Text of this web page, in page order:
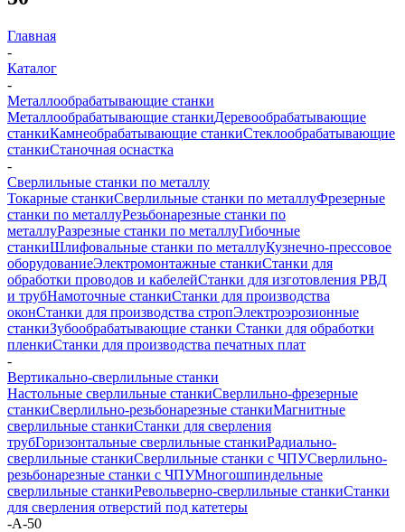
Главная
-
Каталог
-
Металлообрабатывающие станки
Металлообрабатывающие станкиДеревообрабатывающие
станкиКамнеобрабатывающие станкиСтеклообрабатывающие
станкиСтаночная оснастка
-
Сверлильные станки по металлу
Токарные станкиСверлильные станки по металлуФрезерные
станки по металлуРезьбонарезные станки по
металлуРазрезные станки по металлуГибочные
станкиШлифовальные станки по металлуКузнечно-прессовое
оборудованиеЭлектромонтажные станкиСтанки для
обработки проводов и кабелейСтанки для изготовления РВД
и трубНамоточные станкиСтанки для производства
оконСтанки для производства стропЭлектроэрозионные
станкиЗубообрабатывающие станки Станки для обработки
пленкиСтанки для производства печатных плат
-
Вертикально-сверлильные станки
Настольные сверлильные станкиСверлильно-фрезерные
станкиСверлильно-резьбонарезные станкиМагнитные
сверлильные станкиСтанки для сверления
трубГоризонтальные сверлильные станкиРадиально-
сверлильные станкиСверлильные станки с ЧПУСверлильно-
резьбонарезные станки с ЧПУМногошпиндельные
сверлильные станкиРевольверно-сверлильные станкиСтанки
для сверления отверстий под катетеры
-A-50